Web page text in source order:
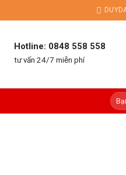
Hotline: 0848 558 558
tư vấn 24/7 miễn phí